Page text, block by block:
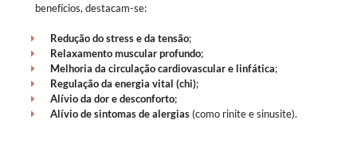
benefícios, destacam-se:
Redução do stress e da tensão;
Relaxamento muscular profundo;
Melhoria da circulação cardiovascular e linfática;
Regulação da energia vital (chi);
Alívio da dor e desconforto;
Alívio de sintomas de alergias (como rinite e sinusite).